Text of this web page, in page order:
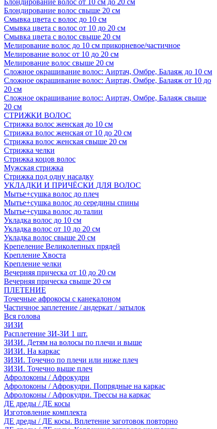
Блондирование волос от 10 см до 20 см
Блондирование волос свыше 20 см
Смывка цвета с волос до 10 см
Смывка цвета с волос от 10 до 20 см
Смывка цвета с волос свыше 20 см
Мелирование волос до 10 см прикорневое/частичное
Мелирование волос от 10 до 20 см
Мелирование волос свыше 20 см
Сложное окрашивание волос: Аиртач, Омбре, Балаяж до 10 см
Сложное окрашивание волос: Аиртач, Омбре, Балаяж от 10 до
20 см
Сложное окрашивание волос: Аиртач, Омбре, Балаяж свыше
20 см
СТРИЖКИ ВОЛОС
Стрижка волос женская до 10 см
Стрижка волос женская от 10 до 20 см
Стрижка волос женская свыше 20 см
Стрижка челки
Стрижка коцов волос
Мужская стрижка
Стрижка под одну насадку
УКЛАДКИ И ПРИЧЁСКИ ДЛЯ ВОЛОС
Мытье+сушка волос до плеч
Мытье+сушка волос до середины спины
Мытье+сушка волос до талии
Укладка волос до 10 см
Укладка волос от 10 до 20 см
Укладка волос свыше 20 см
Крепеление Великолепных прядей
Крепление Хвоста
Крепление челки
Вечерняя прическа от 10 до 20 см
Вечерняя прическа свыше 20 см
ПЛЕТЕНИЕ
Точечные афрокосы с канекалоном
Частичное заплетение / андеркат / затылок
Вся голова
ЗИЗИ
Расплетение ЗИ-ЗИ 1 шт.
ЗИЗИ. Детям на волосы по плечи и выше
ЗИЗИ. На каркас
ЗИЗИ. Точечно по плечи или ниже плеч
ЗИЗИ. Точечно выше плеч
Афролоконы / Афрокудри
Афролоконы / Афрокудри. Попрядные на каркас
Афролоконы / Афрокудри. Трессы на каркас
ДЕ дреды / ДЕ косы
Изготовление комплекта
ДЕ дреды / ДЕ косы. Вплетение заготовок повторно